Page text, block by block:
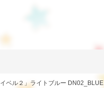
ベル２」ライトブルー DN02_BLUE